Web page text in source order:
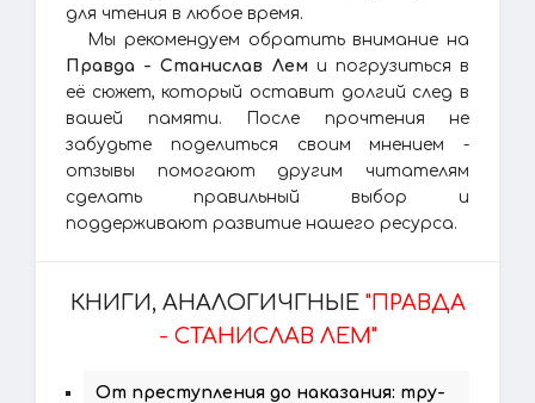
для чтения в любое время.
Мы рекомендуем обратить внимание на
Правда - Станислав Лем и погрузиться в
её сюжет, который оставит долгий след в
вашей памяти. После прочтения не
забудьте поделиться своим мнением -
отзывы помогают другим читателям
сделать правильный выбор и
поддерживают развитие нашего ресурса.
КНИГИ, АНАЛОГИЧГНЫЕ "ПРАВДА
- СТАНИСЛАВ ЛЕМ"
От преступления до наказания: тру-